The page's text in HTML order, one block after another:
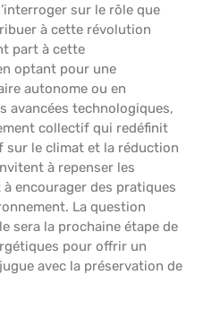
sur le rôle que
à cette révolution
part à cette
optant pour une
autonome ou en
avancées technologiques,
collectif qui redéfinit
sur le climat et la réduction
à repenser les
encourager des pratiques
La question
sera la prochaine étape de
pour offrir un
avec la préservation de